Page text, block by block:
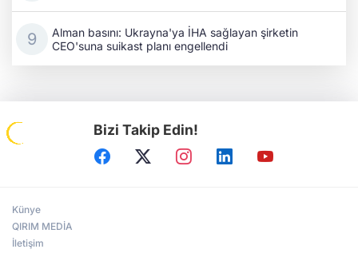
Alman basını: Ukrayna'ya İHA sağlayan şirketin
CEO'suna suikast planı engellendi
Bizi Takip Edin!
Künye
QIRIM MEDİA
İletişim